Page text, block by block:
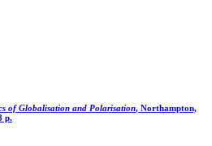
of Globalisation and Polarisation, Northampton,
p.